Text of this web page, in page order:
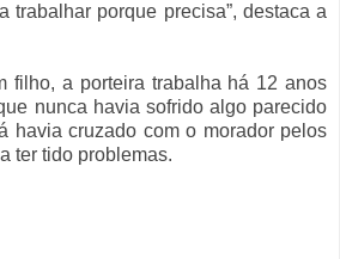
trabalhar porque precisa”, destaca a
filho, a porteira trabalha há 12 anos
nunca havia sofrido algo parecido
havia cruzado com o morador pelos
ter tido problemas.